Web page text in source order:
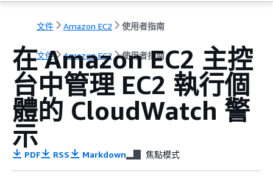
文件 Amazon EC2 使用者指南
文件 Amazon EC2 使用者指南
在 Amazon EC2 主控
台中管理 EC2 執行個
體的 CloudWatch 警
示
PDF RSS Markdown 焦點模式